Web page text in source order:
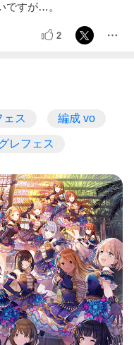
ですが…。
2
ェス 編成 vo
レフェス